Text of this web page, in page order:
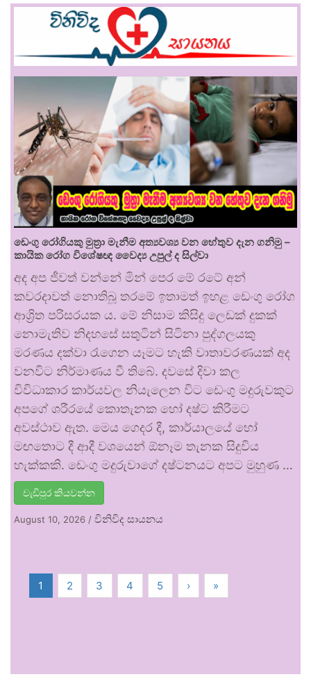
ඩෙංගු රෝගියකු ⁣මුත්‍රා මැනීම අත්‍යවශ්‍ය වන හේතුව දැන ගනිමු –
කායික රෝග විශේෂඥ වෛද්‍ය උපුල් ද සිල්වා
අද අප ජීවත් වන්නේ මින් පෙර මේ රටේ අන්
කවරදාවත් නොතිබූ තරමේ ඉතාමත් ඉහළ ඩෙංගු රෝග
ආශ්‍රිත පරිසරයක ය. මේ නිසාම කිසිදු ලෙඩක් දුකක්
නොමැතිව නිදහසේ සතුටින් සිටිනා පුද්ගලයකු
මරණය දක්වා රැගෙන යෑමට හැකි වාතාවරණයක් අද
වනවිට නිර්මාණය වී තිබේ. දවසේ දිවා කල
විවිධාකාර කාර්යවල නියැලෙන විට ඩෙංගු මදුරුවකුට
අපගේ ශරීරයේ කොතැනක හෝ දෂ්ට කිරීමට
අවස්ථාව ඇත. මෙය ගෙදර දී, කාර්යාලයේ හෝ
මඟතොට දී ආදී වශයෙන් ඕනෑම තැනක සිදුවිය
හැක්කකි. ඩෙංගු මදුරුවාගේ දෂ්ටනයට අපට මුහුණ …
වැඩිපුර කියවන්න
August 10, 2026 / විනිවිද සායනය
1 2 3 4 5 › »